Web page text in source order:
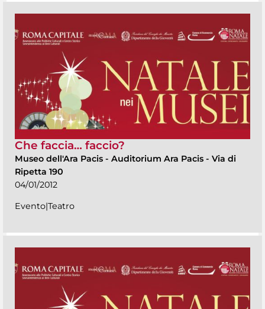
Che faccia… faccio?
Museo dell'Ara Pacis - Auditorium Ara Pacis - Via di
Ripetta 190
04/01/2012
Evento|Teatro